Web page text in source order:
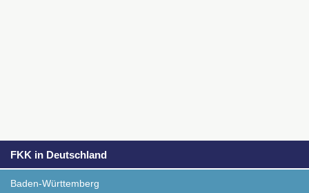
FKK in Deutschland
Baden-Württemberg